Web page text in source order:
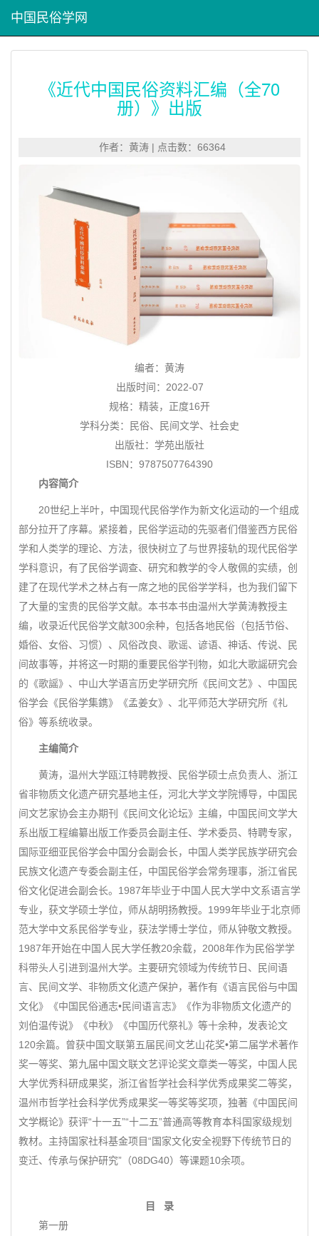
中国民俗学网
《近代中国民俗资料汇编（全70
册）》出版
作者：黄涛 | 点击数：66364
编者：黄涛
出版时间：2022-07
规格：精装，正度16开
学科分类：民俗、民间文学、社会史
出版社：学苑出版社
ISBN：9787507764390
内容简介
20世纪上半叶，中国现代民俗学作为新文化运动的一个组成
部分拉开了序幕。紧接着，民俗学运动的先驱者们借鉴西方民俗
学和人类学的理论、方法，很快树立了与世界接轨的现代民俗学
学科意识，有了民俗学调查、研究和教学的令人敬佩的实绩，创
建了在现代学术之林占有一席之地的民俗学学科，也为我们留下
了大量的宝贵的民俗学文献。本书本书由温州大学黄涛教授主
编，收录近代民俗学文献300余种，包括各地民俗（包括节俗、
婚俗、女俗、习惯）、风俗改良、歌谣、谚语、神话、传说、民
间故事等，并将这一时期的重要民俗学刊物，如北大歌謡研究会
的《歌謡》、中山大学语言历史学研究所《民间文艺》、中国民
俗学会《民俗学集鎸》《孟姜女》、北平师范大学研究所《礼
俗》等系统收录。
主编简介
黄涛，温州大学瓯江特聘教授、民俗学硕士点负责人、浙江
省非物质文化遗产研究基地主任，河北大学文学院博导，中国民
间文艺家协会主办期刊《民间文化论坛》主编，中国民间文学大
系出版工程编纂出版工作委员会副主任、学术委员、特聘专家，
国际亚细亚民俗学会中国分会副会长，中国人类学民族学研究会
民族文化遗产专委会副主任，中国民俗学会常务理事，浙江省民
俗文化促进会副会长。1987年毕业于中国人民大学中文系语言学
专业，获文学硕士学位，师从胡明扬教授。1999年毕业于北京师
范大学中文系民俗学专业，获法学博士学位，师从钟敬文教授。
1987年开始在中国人民大学任教20余载，2008年作为民俗学学
科带头人引进到温州大学。主要研究领域为传统节日、民间语
言、民间文学、非物质文化遗产保护，著作有《语言民俗与中国
文化》《中国民俗通志•民间语言志》《作为非物质文化遗产的
刘伯温传说》《中秋》《中国历代祭礼》等十余种，发表论文
120余篇。曾获中国文联第五届民间文艺山花奖•第二届学术著作
奖一等奖、第九届中国文联文艺评论奖文章类一等奖，中国人民
大学优秀科研成果奖，浙江省哲学社会科学优秀成果奖二等奖，
温州市哲学社会科学优秀成果奖一等奖等奖项，独著《中国民间
文学概论》获评“十一五”“十二五”普通高等教育本科国家级规划
教材。主持国家社科基金项目“国家文化安全视野下传统节日的
变迁、传承与保护研究”（08DG40）等课题10余项。
目 录
第一册